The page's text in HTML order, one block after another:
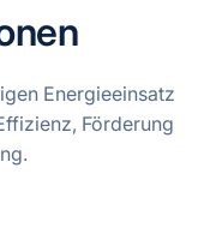
Energieeinsatz
Förderung